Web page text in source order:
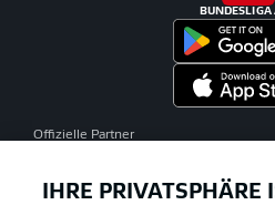
BUNDESLIGA
Offizielle Partner
IHRE PRIVATSPHÄRE